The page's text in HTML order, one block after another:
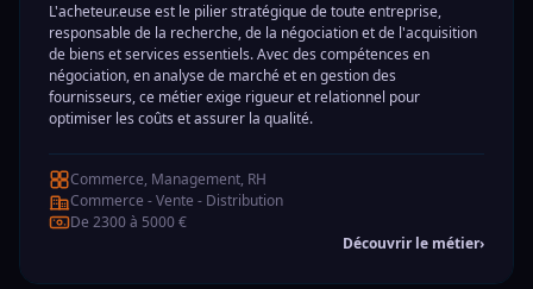
L'acheteur.euse est le pilier stratégique de toute entreprise,
responsable de la recherche, de la négociation et de l'acquisition
de biens et services essentiels. Avec des compétences en
négociation, en analyse de marché et en gestion des
fournisseurs, ce métier exige rigueur et relationnel pour
optimiser les coûts et assurer la qualité.
Commerce, Management, RH
Commerce - Vente - Distribution
De 2300 à 5000 €
Découvrir le métier›